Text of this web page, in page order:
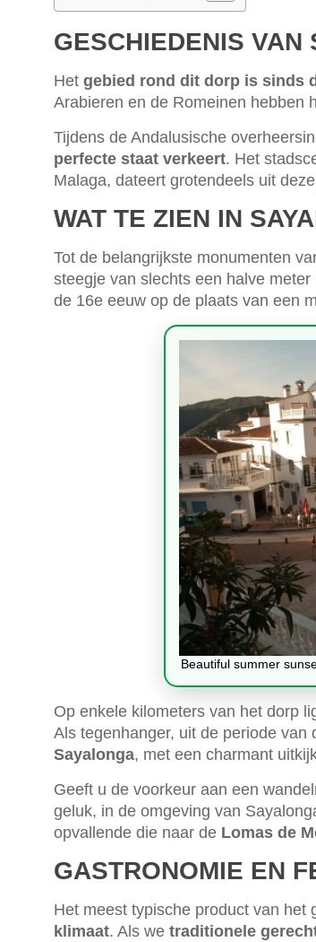
GESCHIEDENIS VAN
Het gebied rond dit dorp is sinds
Arabieren en de Romeinen hebben
Tijdens de Andalusische
perfecte staat verkeert. Het
Malaga, dateert grotendeels uit
WAT TE ZIEN IN
Tot de belangrijkste monumenten
steegje van slechts een halve
de 16e eeuw op de plaats van een
Beautiful summer
Op enkele kilometers van het dorp
Als tegenhanger, uit de periode
Sayalonga, met een charmant
Geeft u de voorkeur aan een
geluk, in de omgeving van
opvallende die naar de Lomas de
GASTRONOMIE EN
Het meest typische product van het
klimaat. Als we traditionele